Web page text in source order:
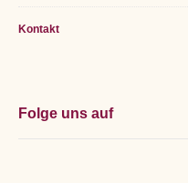
Kontakt
Folge uns auf